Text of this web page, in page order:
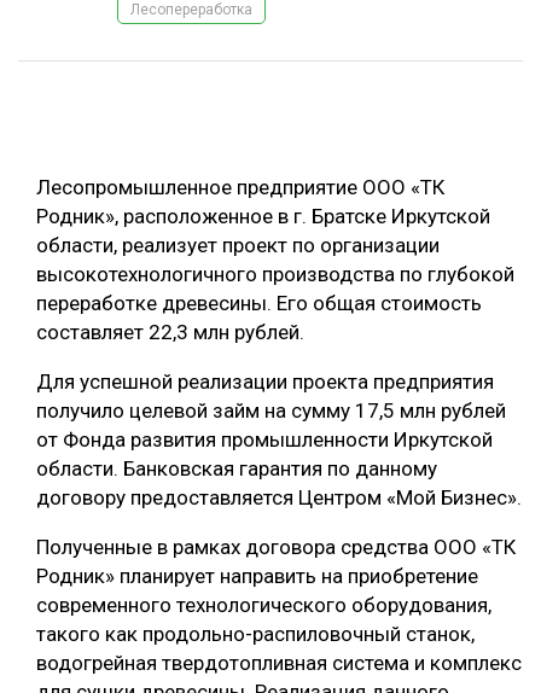
ПРОИЗВОДСТВО ДРЕВЕСНЫХ ПЛИТ
КОМПЛЕКСНАЯ ПЕРЕРАБОТКА
ЛЕСОПИЛЕНИЕ
ДЕРЕВЯННОЕ ДОМОСТРОЕНИЕ
БЕЗОПАСНОЕ ПРОИЗВОДСТВО
СОРТИРОВКА ДРЕВЕСИНЫ
СУШКА ДРЕВЕСИНЫ
МЕБЕЛЬНОЕ ПРОИЗВОДСТВО
ПОДБОРКИ СТАТЕЙ
Лесопереработка
Лесопромышленное предприятие ООО «ТК
Родник», расположенное в г. Братске Иркутской
области, реализует проект по организации
высокотехнологичного производства по глубокой
переработке древесины. Его общая стоимость
составляет 22,3 млн рублей.
Для успешной реализации проекта предприятия
получило целевой займ на сумму 17,5 млн рублей
от Фонда развития промышленности Иркутской
области. Банковская гарантия по данному
договору предоставляется Центром «Мой Бизнес».
Полученные в рамках договора средства ООО «ТК
Родник» планирует направить на приобретение
современного технологического оборудования,
такого как продольно-распиловочный станок,
водогрейная твердотопливная система и комплекс